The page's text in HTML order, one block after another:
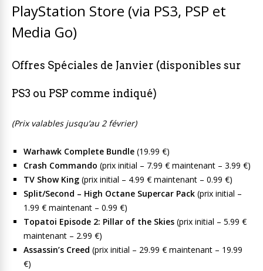
PlayStation Store (via PS3, PSP et
Media Go)
Offres Spéciales de Janvier (disponibles sur
PS3 ou PSP comme indiqué)
(Prix valables jusqu’au 2 février)
Warhawk Complete Bundle (19.99 €)
Crash Commando (prix initial – 7.99 € maintenant – 3.99 €)
TV Show King (prix initial – 4.99 € maintenant – 0.99 €)
Split/Second – High Octane Supercar Pack (prix initial –
1.99 € maintenant – 0.99 €)
Topatoi Episode 2: Pillar of the Skies (prix initial – 5.99 €
maintenant – 2.99 €)
Assassin’s Creed (prix initial – 29.99 € maintenant – 19.99
€)